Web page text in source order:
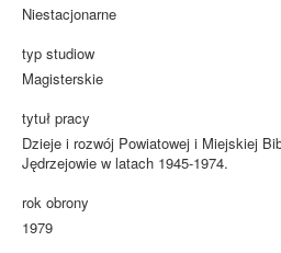
Niestacjonarne
typ studiow
Magisterskie
tytuł pracy
Dzieje i rozwój Powiatowej i Miejskiej
Jędrzejowie w latach 1945-1974.
rok obrony
1979